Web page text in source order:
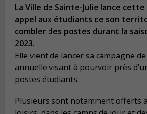
La Ville de Sainte-Julie lance cette
appel aux étudiants de son
combler des postes durant la
2023.
Elle vient de lancer sa campagne
annuelle visant à pourvoir près
postes étudiants.
Plusieurs sont notamment offerts